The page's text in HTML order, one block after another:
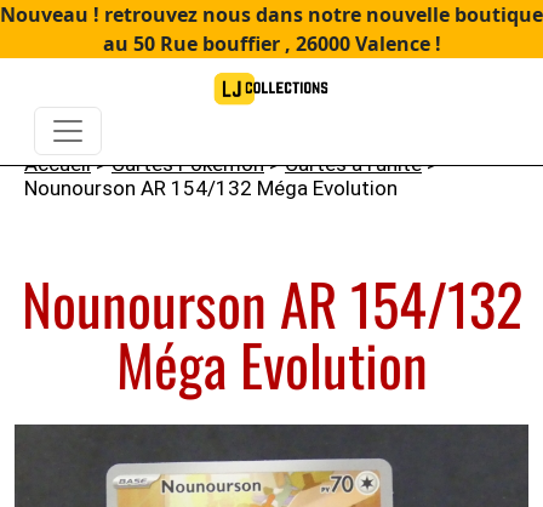
Nouveau ! retrouvez nous dans notre nouvelle boutique
au 50 Rue bouffier , 26000 Valence !
Accueil>Cartes Pokémon>Cartes à l'unité>
Nounourson AR 154/132 Méga Evolution
Nounourson AR 154/132
Méga Evolution